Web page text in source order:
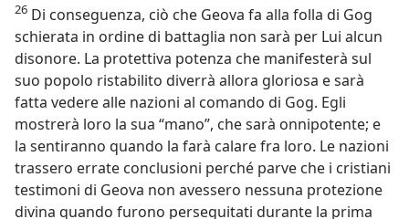
26 Di conseguenza, ciò che Geova fa alla folla di Gog
schierata in ordine di battaglia non sarà per Lui alcun
disonore. La protettiva potenza che manifesterà sul
suo popolo ristabilito diverrà allora gloriosa e sarà
fatta vedere alle nazioni al comando di Gog. Egli
mostrerà loro la sua “mano”, che sarà onnipotente; e
la sentiranno quando la farà calare fra loro. Le nazioni
trassero errate conclusioni perché parve che i cristiani
testimoni di Geova non avessero nessuna protezione
divina quando furono perseguitati durante la prima